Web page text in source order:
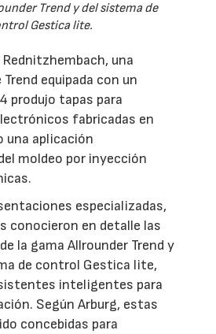
Trend y del sistema de
Gestica lite.
una
equipada con un
produjo tapas para
fabricadas en
una aplicación
moldeo por inyección
especializadas,
conocieron en detalle las
la gama Allrounder Trend y
de control Gestica lite,
inteligentes para
Según Arburg, estas
concebidas para